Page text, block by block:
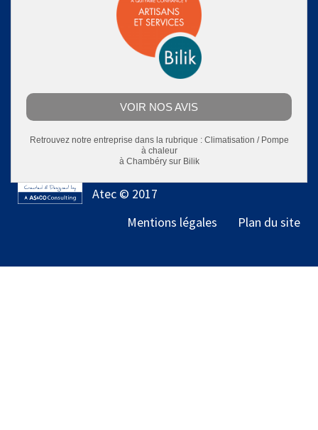
VOIR NOS AVIS
Retrouvez notre entreprise dans la rubrique : Climatisation / Pompe
à chaleur
à Chambérysur Bilik
Atec © 2017
Mentions légales
Plan du site